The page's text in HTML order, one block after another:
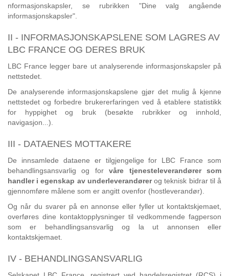
nformasjonskapsler, se rubrikken "Dine valg angående
informasjonskapsler".
II - INFORMASJONSKAPSLENE SOM LAGRES AV
LBC FRANCE OG DERES BRUK
LBC France legger bare ut analyserende informasjonskapsler på
nettstedet.
De analyserende informasjonskapslene gjør det mulig å kjenne
nettstedet og forbedre brukererfaringen ved å etablere statistikk
for hyppighet og bruk (besøkte rubrikker og innhold,
navigasjon...).
III - DATAENES MOTTAKERE
De innsamlede dataene er tilgjengelige for LBC France som
behandlingsansvarlig og forvåre tjenesteleverandører som
handler i egenskap av underleverandørerog teknisk bidrar til å
gjennomføre målene som er angitt ovenfor (hostleverandør).
Og når du svarer på en annonse eller fyller ut kontaktskjemaet,
overføres dine kontaktopplysninger til vedkommende fagperson
som er behandlingsansvarlig og la ut annonsen eller
kontaktskjemaet.
IV - BEHANDLINGSANSVARLIG